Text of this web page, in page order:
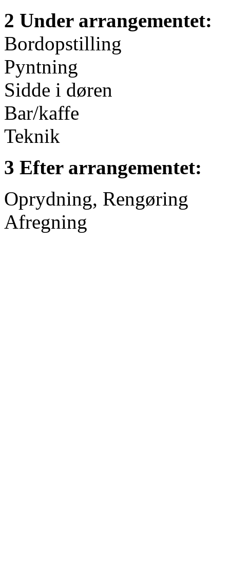
2 Under arrangementet:
Bordopstilling
Pyntning
Sidde i døren
Bar/kaffe
Teknik
3 Efter arrangementet:
Oprydning, Rengøring
Afregning